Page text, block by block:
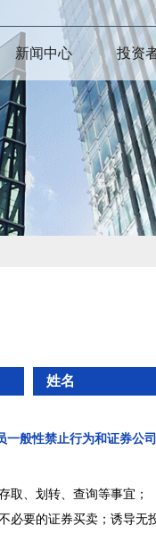
新闻中心 投资
姓名
般性禁止行为和证券公
取、划转、查询等事宜；
必要的证券买卖；诱导无